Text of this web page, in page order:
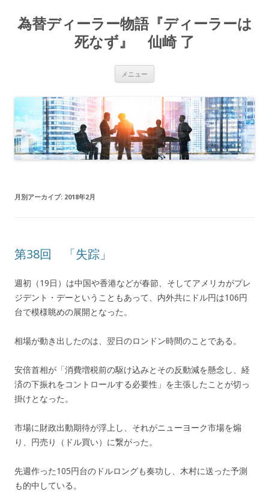
為替ディーラー物語『ディーラーは
死なず』 仙崎 了
メニュー
ン
へ
ス
キ
ッ
プ
月別アーカイブ: 2018年2月
第38回 「失踪」
週初（19日）は中国や香港などが春節、そしてアメリカがプレ
ジデント・デーということもあって、内外共にドル円は106円
台で模様眺めの展開となった。
相場が動き出したのは、翌日のロンドン時間のことである。
安倍首相が「消費増税前の駆け込みとその反動減を懸念し、経
済の下振れをコントロールする必要性」を主張したことが切っ
掛けとなった。
市場に財政出動期待が浮上し、それがニューヨーク市場を煽
り、円売り（ドル買い）に繋がった。
先週作った105円台のドルロングも奏功し、木村に送った予測
も的中している。